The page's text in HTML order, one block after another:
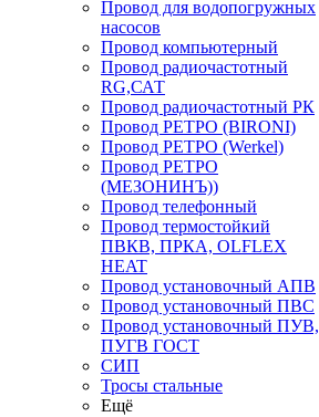
Провод для водопогружных
насосов
Провод компьютерный
Провод радиочастотный
RG,САТ
Провод радиочастотный РК
Провод РЕТРО (BIRONI)
Провод РЕТРО (Werkel)
Провод РЕТРО
(МЕЗОНИНЪ))
Провод телефонный
Провод термостойкий
ПВКВ, ПРКА, OLFLEX
HEAT
Провод установочный АПВ
Провод установочный ПВС
Провод установочный ПУВ,
ПУГВ ГОСТ
СИП
Тросы стальные
Ещё